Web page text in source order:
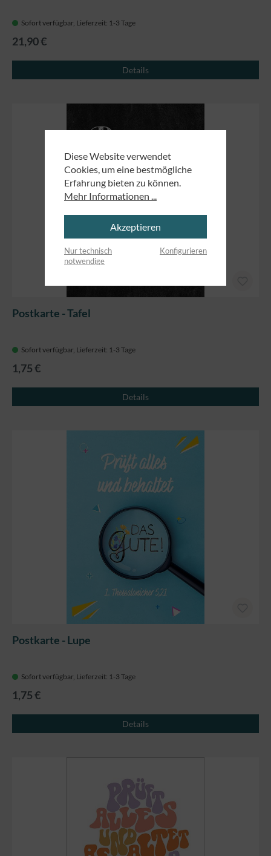
Sofort verfügbar, Lieferzeit: 1-3 Tage
21,90 €
Details
Postkarte - Tafel
Sofort verfügbar, Lieferzeit: 1-3 Tage
1,75 €
Details
Postkarte - Lupe
Sofort verfügbar, Lieferzeit: 1-3 Tage
1,75 €
Details
Diese Website verwendet
Cookies, um eine bestmögliche
Erfahrung bieten zu können.
Mehr Informationen ...
Akzeptieren
Nur technisch
notwendige
Konfigurieren